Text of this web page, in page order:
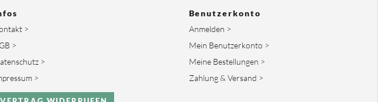
>
>
>
>
Benutzerkonto
Anmelden >
Mein Benutzerkonto >
Meine Bestellungen >
Zahlung & Versand >